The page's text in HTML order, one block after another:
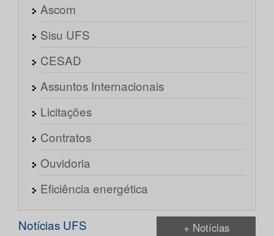
Ascom
Sisu UFS
CESAD
Assuntos Internacionais
Licitações
Contratos
Ouvidoria
Eficiência energética
Notícias UFS + Notícias